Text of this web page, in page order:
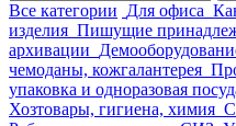
Все категории Для офиса
изделия Пишущие
архивации
чемоданы, кожгалантерея
упаковка и одноразовая
Хозтовары, гигиена, химия